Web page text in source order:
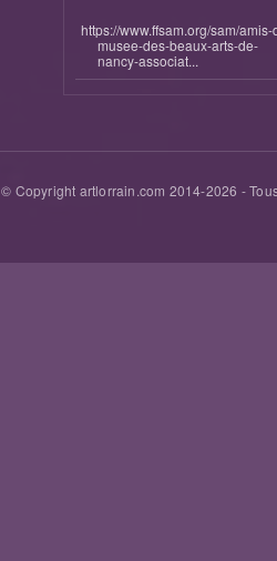
https://www.ffsam.org/sam/amis-
musee-des-beaux-arts-de-
nancy-associat...
© Copyright artlorrain.com 2014-2026 -